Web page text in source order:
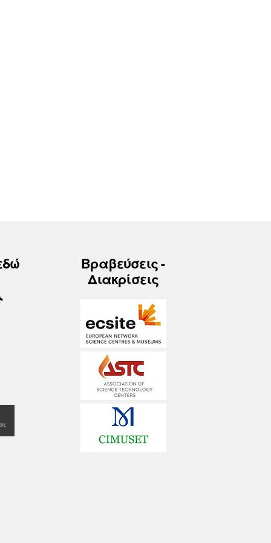
Βραβεύσεις -
Διακρίσεις